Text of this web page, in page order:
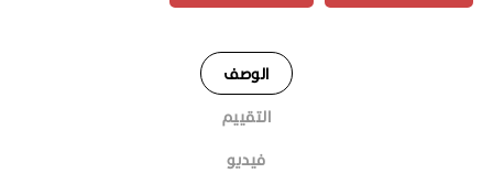
الوصف
التقييم
فيديو